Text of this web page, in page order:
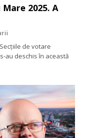
2025. A
de votare
au deschis în această